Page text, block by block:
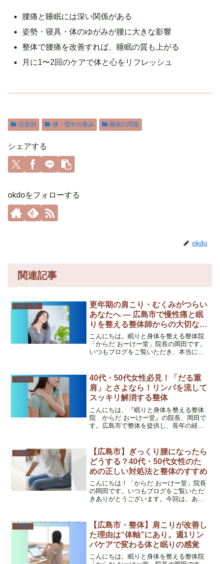
腰痛と睡眠には深い関係がある
姿勢・寝具・体のゆがみが腰に大きな影響
整体で腰痛を改善すれば、睡眠の質も上がる
月に1〜2回のケアで体と心をリフレッシュ
症状別 腰・背中の痛み 睡眠の問題
シェアする
okdoをフォローする
okdo
関連記事
睡眠の問題
更年期の肩こり・むくみがつらい
あなたへ ― 広島市で慢性痛と眠
りを整える整体師からの大切なお
話 ―
こんにちは。眠りと身体を整える整体院
「からだ おーけー堂」院長の岡田です。
いつもブログをご覧いただき、本当にあ
り、現在は整体師として、「病院では異
常なしと言われたのに、...
症状別
40代・50代女性必見！「だる重
肩」とさよなら！リンパを流して
スッキリ解消する整体
こんにちは、『眠りと身体を整える整体
院 からだ おーけー堂』の院長、岡田で
す。広島市で整体を提供し、長年の経験
た。今日は、特に40代・50代の女性に多
いお悩み—「だる重...
症状別
【広島市】ぎっくり腰になったら
どうする？40代・50代女性のた
めの正しい対処法と整体のすすめ
こんにちは！「からだ おーけー堂」院長
の岡田です。いつもブログをご覧いただ
きありがとうございます。今回は、ある
体師として腰痛専門で取り組んできた立
場から、どのように対...
症状別
【広島市・整体】肩こりが改善し
た理由は“体軸”にあり。週1リン
パケアで変わる体と眠りの感覚
こんにちは。眠りと身体を整える整体院